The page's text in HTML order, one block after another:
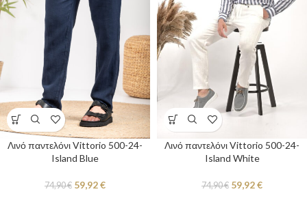
Λινό παντελόνι Vittorio 500-24-
Island Blue
74,90€ 59,92€
Λινό παντελόνι Vittorio 500-24-
Island White
74,90€ 59,92€